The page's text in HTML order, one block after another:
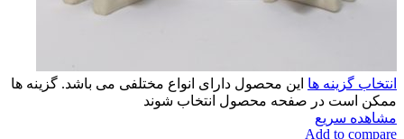
انتخاب گزینه ها این محصول دارای انواع مختلفی می باشد. گزینه ها
ممکن است در صفحه محصول انتخاب شوند
مشاهده سریع
Add to compare